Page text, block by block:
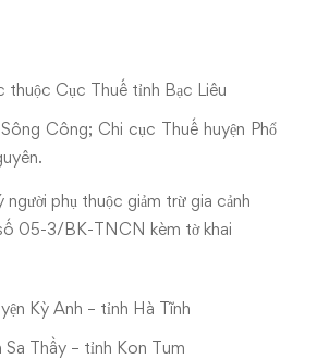
thuộc Cục Thuế tỉnh Bạc Liêu
Công; Chi cục Thuế huyện Phổ
phụ thuộc giảm trừ gia cảnh
05-3/BK-TNCN kèm tờ khai
Kỳ Anh – tỉnh Hà Tĩnh
Sa Thầy – tỉnh Kon Tum